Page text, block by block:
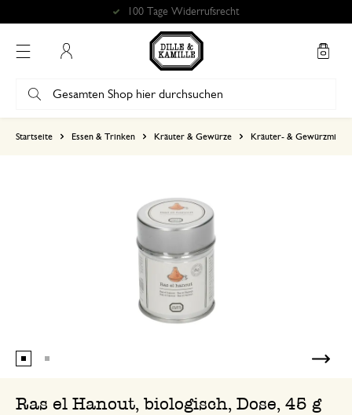
100 Tage Widerrufsrecht
Startseite Essen & Trinken Kräuter & Gewürze Kräuter- &
Ras el Hanout, biologisch, Dose, 45 g